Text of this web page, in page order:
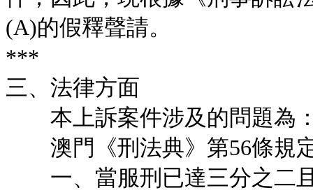
(A)的假釋聲請。
***
三、法律方面
本上訴案件涉及的問題為
澳門《刑法典》第56條規
一、當服刑已達三分之二且